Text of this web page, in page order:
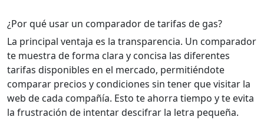
¿Por qué usar un comparador de tarifas de gas?
La principal ventaja es la transparencia. Un comparador
te muestra de forma clara y concisa las diferentes
tarifas disponibles en el mercado, permitiéndote
comparar precios y condiciones sin tener que visitar la
web de cada compañía. Esto te ahorra tiempo y te evita
la frustración de intentar descifrar la letra pequeña.